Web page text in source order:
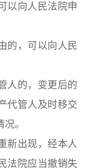
以向人民法院申
，可以向人民
的，变更后的
代管人及时移交
。
出现，经本人
法院应当撤销失